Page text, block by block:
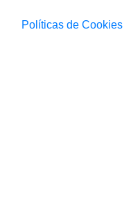
Políticas de Cookies